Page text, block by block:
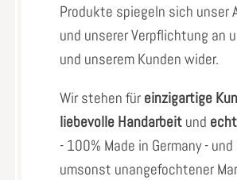
Produkte spiegeln sich unser
und unserer Verpflichtung an
und unserem Kunden wider.
Wir stehen für einzigartige
liebevolle Handarbeitund
- 100% Made in Germany -
umsonst unangefochtener